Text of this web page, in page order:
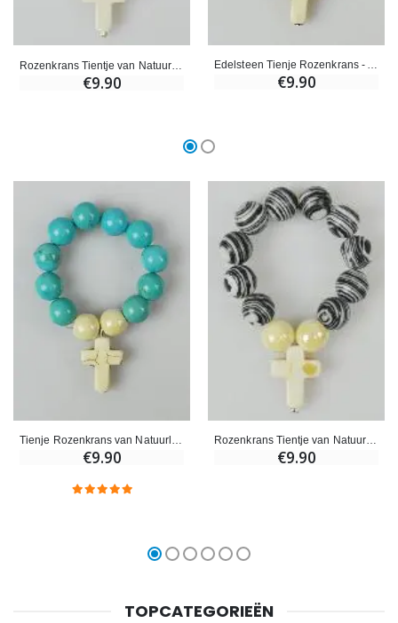
Rozenkrans Tientje van Natuursteen - Lavasteen
€9.90 €9.90
€9.90
Rozenkrans Tientje van Natuursteen - Zwarte Malachiet
€9.90
TOPCATEGORIEËN